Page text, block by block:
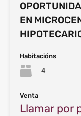
EN
Habitacións
4
Venta
Llamar por